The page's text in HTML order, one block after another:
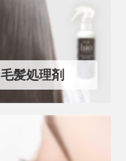
毛髪処理剤